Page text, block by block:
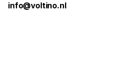
info@voltino.nl